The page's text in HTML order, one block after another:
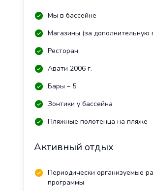
Мы в бассейне
Магазины (за дополнительную
Ресторан
Авати 2006 г.
Бары – 5
Зонтики у бассейна
Пляжные полотенца на пляже
Активный отдых
Периодически организуемые
программы